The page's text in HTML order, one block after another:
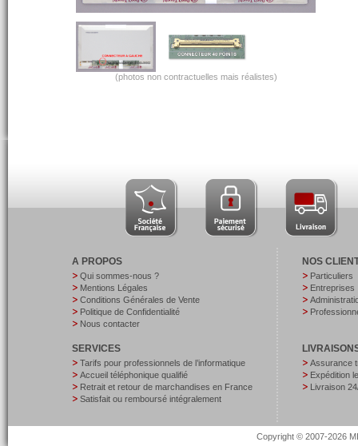
(photos non contractuelles mais réalistes)
A PROPOS
Qui sommes-nous ?
Mentions Légales
Conditions Générales de Vente
Politique de Confidentialité
Nous contacter
SERVICES
Tarifs pour professionnels de l’informatique
Accueil téléphonique qualifié
Retrait et retour de marchandises en France
Satisfait ou remboursé intégralement
NOS
Particuliers
Entreprises
Assurance
Expédition
Livraison
Copyright © 2007-2026